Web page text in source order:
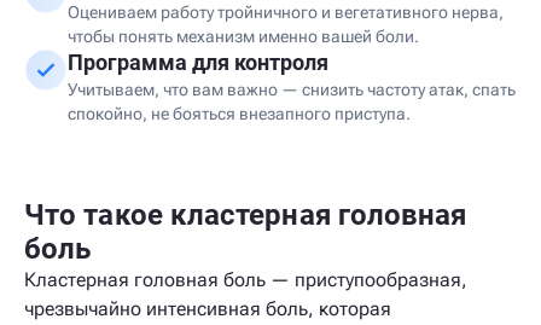
Оцениваем работу тройничного и вегетативного нерва,
чтобы понять механизм именно вашей боли.
Программа для контроля
Учитываем, что вам важно — снизить частоту атак, спать
спокойно, не бояться внезапного приступа.
Что такое кластерная головная
боль
Кластерная головная боль — приступообразная,
чрезвычайно интенсивная боль, которая